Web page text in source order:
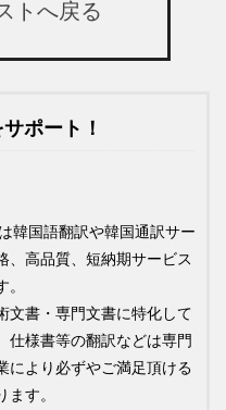
トへ戻る
ポート！
韓国語翻訳や韓国通訳サー
、高品質、短納期サービス
文書・専門文書に特化して
仕様書等の翻訳などは専門
により必ずやご満足頂ける
ます。